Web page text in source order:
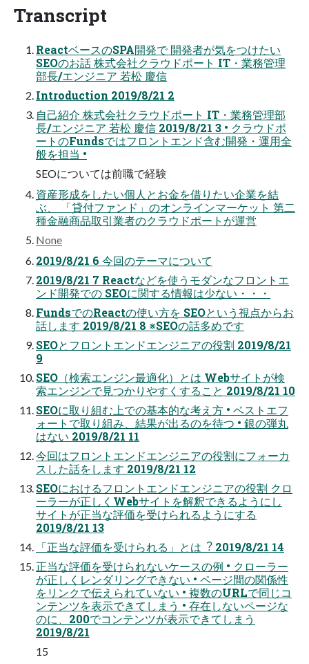
Transcript
ReactベースのSPA開発で 開発者が気をつけたい
SEOのお話 株式会社クラウドポート IT・業務管理
部⻑/エンジニア 若松 慶信
Introduction 2019/8/21 2
⾃⼰紹介 株式会社クラウドポート IT・業務管理部
⻑/エンジニア 若松 慶信 2019/8/21 3 • クラウドポ
ートのFundsではフロントエンド含む開発・運⽤全
般を担当 •
SEOについては前職で経験
資産形成をしたい個⼈とお⾦を借りたい企業を結
ぶ、 「貸付ファンド」のオンラインマーケット 第⼆
種⾦融商品取引業者のクラウドポートが運営
None
2019/8/21 6 今回のテーマについて
2019/8/21 7 Reactなどを使うモダンなフロントエ
ンド開発での SEOに関する情報は少ない・・・
FundsでのReactの使い⽅を SEOという視点からお
話します 2019/8/21 8 ※SEOの話多めです
SEOとフロントエンドエンジニアの役割 2019/8/21
9
SEO（検索エンジン最適化）とは Webサイトが検
索エンジンで⾒つかりやすくすること 2019/8/21 10
SEOに取り組む上での基本的な考え⽅ • ベストエフ
ォートで取り組み、結果が出るのを待つ • 銀の弾丸
はない 2019/8/21 11
今回はフロントエンドエンジニアの役割にフォーカ
スした話をします 2019/8/21 12
SEOにおけるフロントエンドエンジニアの役割 クロ
ーラーが正しくWebサイトを解釈できるようにし
サイトが正当な評価を受けられるようにする
2019/8/21 13
「正当な評価を受けられる」とは︖ 2019/8/21 14
正当な評価を受けられないケースの例 • クローラー
が正しくレンダリングできない • ページ間の関係性
をリンクで伝えられていない • 複数のURLで同じコ
ンテンツを表⽰できてしまう • 存在しないページな
のに、200でコンテンツが表⽰できてしまう
2019/8/21
15